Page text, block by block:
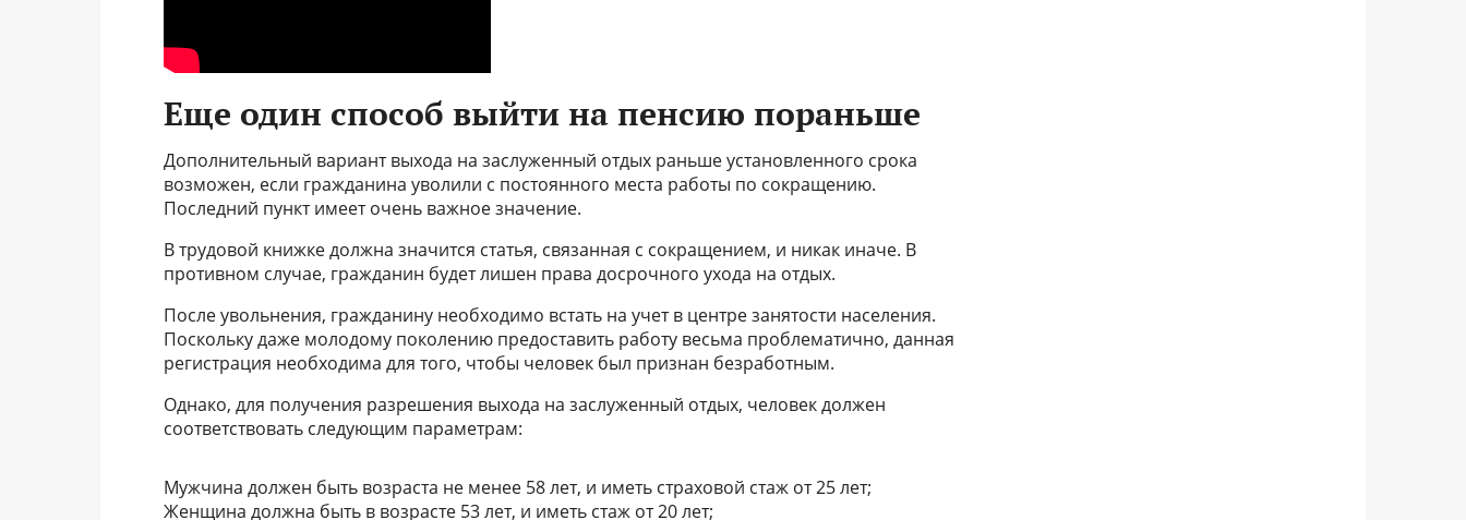
Еще один способ выйти на пенсию пораньше
Дополнительный вариант выхода на заслуженный отдых раньше установленного срока
возможен, если гражданина уволили с постоянного места работы по сокращению.
Последний пункт имеет очень важное значение.
В трудовой книжке должна значится статья, связанная с сокращением, и никак иначе. В
противном случае, гражданин будет лишен права досрочного ухода на отдых.
После увольнения, гражданину необходимо встать на учет в центре занятости населения.
Поскольку даже молодому поколению предоставить работу весьма проблематично, данная
регистрация необходима для того, чтобы человек был признан безработным.
Однако, для получения разрешения выхода на заслуженный отдых, человек должен
соответствовать следующим параметрам:
Мужчина должен быть возраста не менее 58 лет, и иметь страховой стаж от 25 лет;
Женщина должна быть в возрасте 53 лет, и иметь стаж от 20 лет;